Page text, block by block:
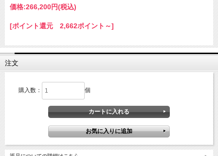
価格:266,200円(税込)
[ポイント還元 2,662ポイント～]
注文
購入数： 個